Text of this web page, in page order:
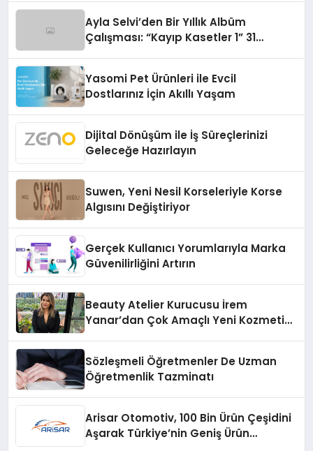
Ayla Selvi’den Bir Yıllık Albüm
Çalışması: “Kayıp Kasetler 1” 31
Yasomi Pet Ürünleri ile Evcil
Dostlarınız İçin Akıllı Yaşam
Dijital Dönüşüm ile İş Süreçlerinizi
Geleceğe Hazırlayın
Suwen, Yeni Nesil Korseleriyle Korse
Algısını Değiştiriyor
Gerçek Kullanıcı Yorumlarıyla Marka
Güvenilirliğini Artırın
Beauty Atelier Kurucusu İrem
Yanar’dan Çok Amaçlı Yeni Kozmetik
Sözleşmeli Öğretmenler De Uzman
Öğretmenlik Tazminatı
Arisar Otomotiv, 100 Bin Ürün Çeşidini
Aşarak Türkiye’nin Geniş Ürün